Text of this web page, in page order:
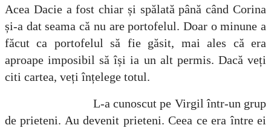
Acea Dacie a fost chiar și spălată până când Corina
și-a dat seama că nu are portofelul. Doar o minune a
făcut ca portofelul să fie găsit, mai ales că era
aproape imposibil să își ia un alt permis. Dacă veți
citi cartea, veți înțelege totul.
L-a cunoscut pe Virgil într-un grup
de prieteni. Au devenit prieteni. Ceea ce era între ei